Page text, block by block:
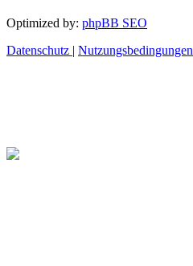
Optimized by: phpBB SEO
Datenschutz | Nutzungsbedingungen